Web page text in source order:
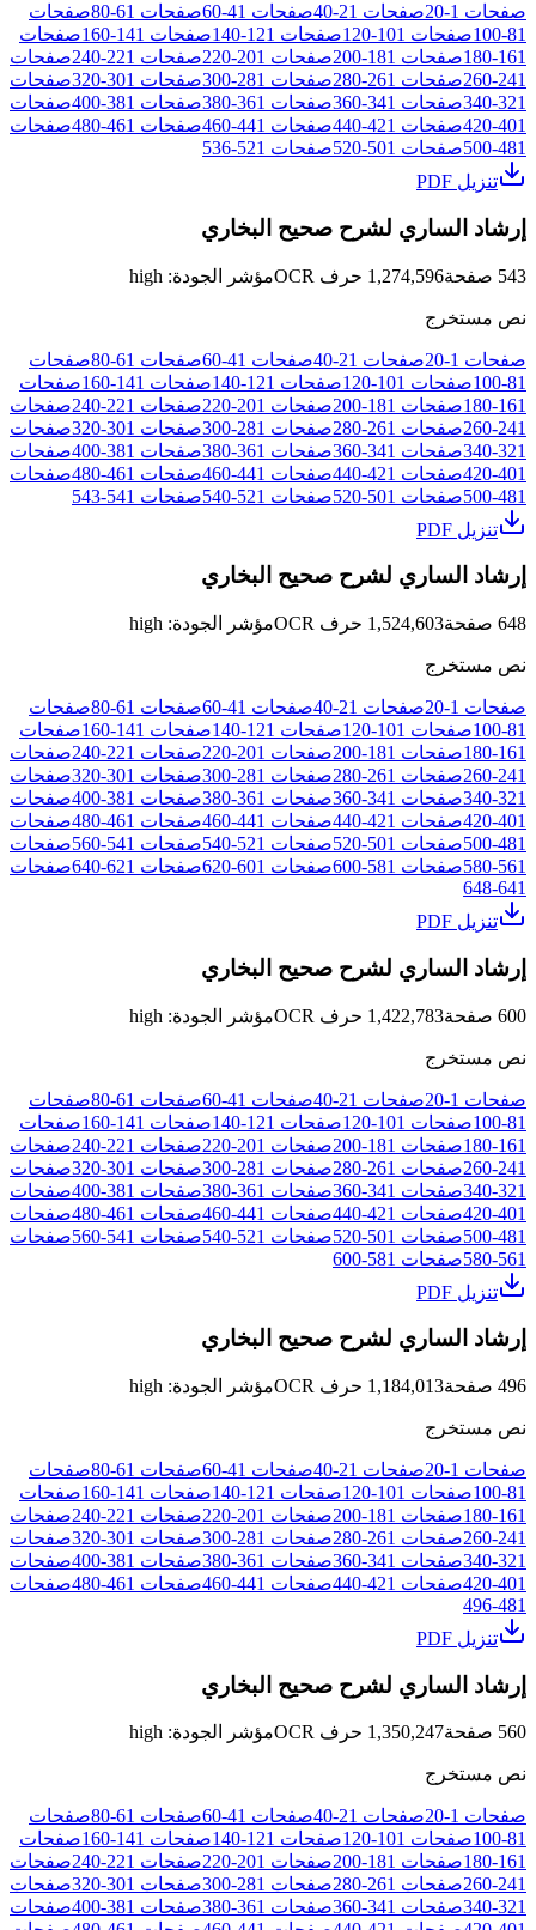
صفحات 1
-
20صفحات 21
-
40صفحات 41
-
60صفحات 61
-
80صفحات
81
-
100صفحات 101
-
120صفحات 121
-
140صفحات 141
-
160صفحات
161
-
180صفحات 181
-
200صفحات 201
-
220صفحات 221
-
240صفحات
241
-
260صفحات 261
-
280صفحات 281
-
300صفحات 301
-
320صفحات
321
-
340صفحات 341
-
360صفحات 361
-
380صفحات 381
-
400صفحات
401
-
420صفحات 421
-
440صفحات 441
-
460صفحات 461
-
480صفحات
481
-
500صفحات 501
-
520صفحات 521
-
536
تنزيل PDF
إرشاد الساري لشرح صحيح البخاري
543 صفحة1,274,596 حرف OCR مؤشر الجودة:
high
نص مستخرج
صفحات 1
-
20صفحات 21
-
40صفحات 41
-
60صفحات 61
-
80صفحات
81
-
100صفحات 101
-
120صفحات 121
-
140صفحات 141
-
160صفحات
161
-
180صفحات 181
-
200صفحات 201
-
220صفحات 221
-
240صفحات
241
-
260صفحات 261
-
280صفحات 281
-
300صفحات 301
-
320صفحات
321
-
340صفحات 341
-
360صفحات 361
-
380صفحات 381
-
400صفحات
401
-
420صفحات 421
-
440صفحات 441
-
460صفحات 461
-
480صفحات
481
-
500صفحات 501
-
520صفحات 521
-
540صفحات 541
-
543
تنزيل PDF
إرشاد الساري لشرح صحيح البخاري
648 صفحة1,524,603 حرف OCR مؤشر الجودة:
high
نص مستخرج
صفحات 1
-
20صفحات 21
-
40صفحات 41
-
60صفحات 61
-
80صفحات
81
-
100صفحات 101
-
120صفحات 121
-
140صفحات 141
-
160صفحات
161
-
180صفحات 181
-
200صفحات 201
-
220صفحات 221
-
240صفحات
241
-
260صفحات 261
-
280صفحات 281
-
300صفحات 301
-
320صفحات
321
-
340صفحات 341
-
360صفحات 361
-
380صفحات 381
-
400صفحات
401
-
420صفحات 421
-
440صفحات 441
-
460صفحات 461
-
480صفحات
481
-
500صفحات 501
-
520صفحات 521
-
540صفحات 541
-
560صفحات
561
-
580صفحات 581
-
600صفحات 601
-
620صفحات 621
-
640صفحات
641
-
648
تنزيل PDF
إرشاد الساري لشرح صحيح البخاري
600 صفحة1,422,783 حرف OCR مؤشر الجودة:
high
نص مستخرج
صفحات 1
-
20صفحات 21
-
40صفحات 41
-
60صفحات 61
-
80صفحات
81
-
100صفحات 101
-
120صفحات 121
-
140صفحات 141
-
160صفحات
161
-
180صفحات 181
-
200صفحات 201
-
220صفحات 221
-
240صفحات
241
-
260صفحات 261
-
280صفحات 281
-
300صفحات 301
-
320صفحات
321
-
340صفحات 341
-
360صفحات 361
-
380صفحات 381
-
400صفحات
401
-
420صفحات 421
-
440صفحات 441
-
460صفحات 461
-
480صفحات
481
-
500صفحات 501
-
520صفحات 521
-
540صفحات 541
-
560صفحات
561
-
580صفحات 581
-
600
تنزيل PDF
إرشاد الساري لشرح صحيح البخاري
496 صفحة1,184,013 حرف OCR مؤشر الجودة:
high
نص مستخرج
صفحات 1
-
20صفحات 21
-
40صفحات 41
-
60صفحات 61
-
80صفحات
81
-
100صفحات 101
-
120صفحات 121
-
140صفحات 141
-
160صفحات
161
-
180صفحات 181
-
200صفحات 201
-
220صفحات 221
-
240صفحات
241
-
260صفحات 261
-
280صفحات 281
-
300صفحات 301
-
320صفحات
321
-
340صفحات 341
-
360صفحات 361
-
380صفحات 381
-
400صفحات
401
-
420صفحات 421
-
440صفحات 441
-
460صفحات 461
-
480صفحات
481
-
496
تنزيل PDF
إرشاد الساري لشرح صحيح البخاري
560 صفحة1,350,247 حرف OCR مؤشر الجودة:
high
نص مستخرج
صفحات 1
-
20صفحات 21
-
40صفحات 41
-
60صفحات 61
-
80صفحات
81
-
100صفحات 101
-
120صفحات 121
-
140صفحات 141
-
160صفحات
161
-
180صفحات 181
-
200صفحات 201
-
220صفحات 221
-
240صفحات
241
-
260صفحات 261
-
280صفحات 281
-
300صفحات 301
-
320صفحات
321
-
340صفحات 341
-
360صفحات 361
-
380صفحات 381
-
400صفحات